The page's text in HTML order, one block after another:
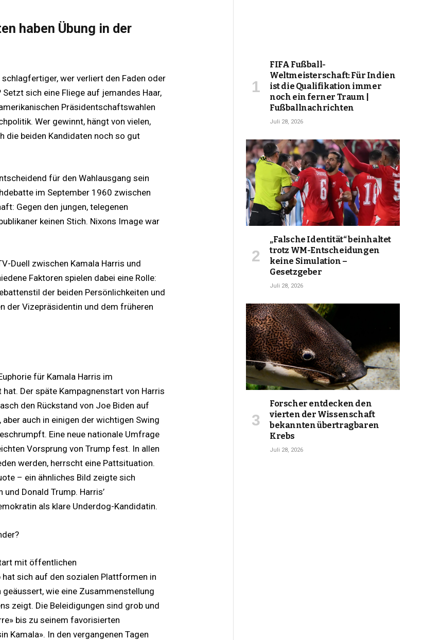
haben Übung in der
wer verliert den Faden oder
sich eine Fliege auf jemandes Haar,
Präsidentschaftswahlen
Wer gewinnt, hängt von vielen,
die beiden Kandidaten noch so gut
für den Wahlausgang sein
im September 1960 zwischen
Gegen den jungen, telegenen
keinen Stich. Nixons Image war
Duell zwischen Kamala Harris und
Faktoren spielen dabei eine Rolle:
der beiden Persönlichkeiten und
der Vizepräsidentin und dem früheren
für Kamala Harris im
Der späte Kampagnenstart von Harris
den Rückstand von Joe Biden auf
auch in einigen der wichtigen Swing
Eine neue nationale Umfrage
Vorsprung von Trump fest. In allen
werden, herrscht eine Pattsituation.
– ein ähnliches Bild zeigte sich
Donald Trump. Harris’
als klare Underdog-Kandidatin.
mit öffentlichen
sich auf den sozialen Plattformen in
wie eine Zusammenstellung
zeigt. Die Beleidigungen sind grob und
bis zu seinem favorisierten
Kamala». In den vergangenen Tagen
FIFA Fußball-
Weltmeisterschaft: Für Indien
ist die Qualifikation immer
noch ein ferner Traum |
Fußballnachrichten
Juli 28, 2026
„Falsche Identität“ beinhaltet
trotz WM-Entscheidungen
keine Simulation –
Gesetzgeber
Juli 28, 2026
Forscher entdecken den
vierten der Wissenschaft
bekannten übertragbaren
Krebs
Juli 28, 2026